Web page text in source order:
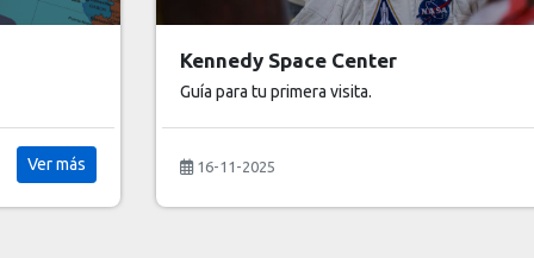
Kennedy Space Center
Guía para tu primera visita.
16-11-2025